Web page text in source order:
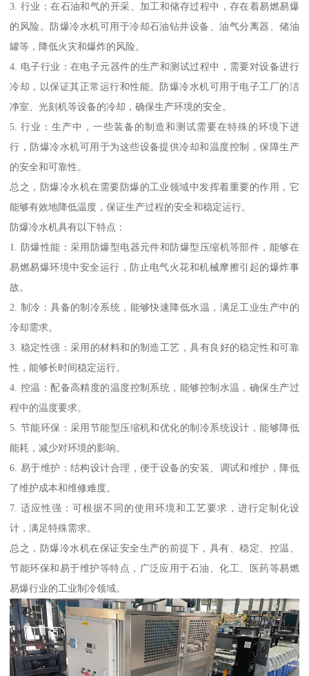
3. 行业：在石油和气的开采、加工和储存过程中，存在着易燃易爆
的风险。防爆冷水机可用于冷却石油钻井设备、油气分离器、储油
罐等，降低火灾和爆炸的风险。
4. 电子行业：在电子元器件的生产和测试过程中，需要对设备进行
冷却，以保证其正常运行和性能。防爆冷水机可用于电子工厂的洁
净室、光刻机等设备的冷却，确保生产环境的安全。
5. 行业：生产中，一些装备的制造和测试需要在特殊的环境下进
行，防爆冷水机可用于为这些设备提供冷却和温度控制，保障生产
的安全和可靠性。
总之，防爆冷水机在需要防爆的工业领域中发挥着重要的作用，它
能够有效地降低温度，保证生产过程的安全和稳定运行。
防爆冷水机具有以下特点：
1. 防爆性能：采用防爆型电器元件和防爆型压缩机等部件，能够在
易燃易爆环境中安全运行，防止电气火花和机械摩擦引起的爆炸事
故。
2. 制冷：具备的制冷系统，能够快速降低水温，满足工业生产中的
冷却需求。
3. 稳定性强：采用的材料和的制造工艺，具有良好的稳定性和可靠
性，能够长时间稳定运行。
4. 控温：配备高精度的温度控制系统，能够控制水温，确保生产过
程中的温度要求。
5. 节能环保：采用节能型压缩机和优化的制冷系统设计，能够降低
能耗，减少对环境的影响。
6. 易于维护：结构设计合理，便于设备的安装、调试和维护，降低
了维护成本和维修难度。
7. 适应性强：可根据不同的使用环境和工艺要求，进行定制化设
计，满足特殊需求。
总之，防爆冷水机在保证安全生产的前提下，具有、稳定、控温、
节能环保和易于维护等特点，广泛应用于石油、化工、医药等易燃
易爆行业的工业制冷领域。